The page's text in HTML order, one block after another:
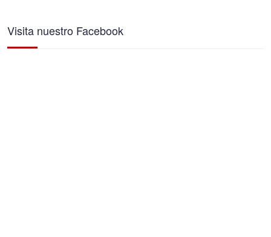
Visita nuestro Facebook